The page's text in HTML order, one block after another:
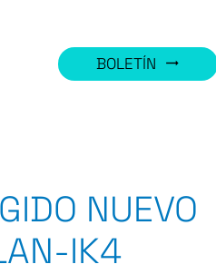
BOLETÍN trending_flat
NUEVO
IK4